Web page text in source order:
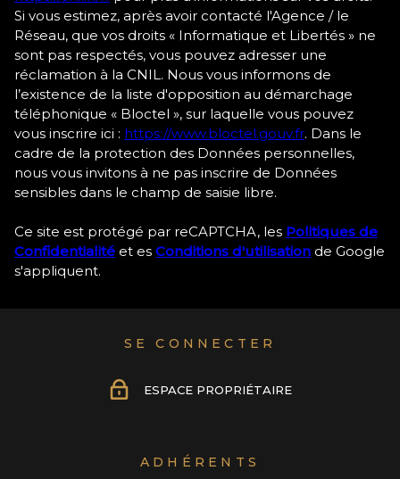
Si vous estimez, après avoir contacté l'Agence / le
Réseau, que vos droits « Informatique et Libertés » ne
sont pas respectés, vous pouvez adresser une
réclamation à la CNIL. Nous vous informons de
l’existence de la liste d'opposition au démarchage
téléphonique « Bloctel », sur laquelle vous pouvez
vous inscrire ici : https://www.bloctel.gouv.fr. Dans le
cadre de la protection des Données personnelles,
nous vous invitons à ne pas inscrire de Données
sensibles dans le champ de saisie libre.
Ce site est protégé par reCAPTCHA, les Politiques de
Confidentialité et es Conditions d'utilisation de Google
s'appliquent.
SE CONNECTER
ESPACE PROPRIÉTAIRE
ADHÉRENTS